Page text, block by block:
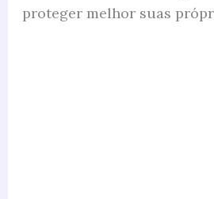
proteger melhor suas